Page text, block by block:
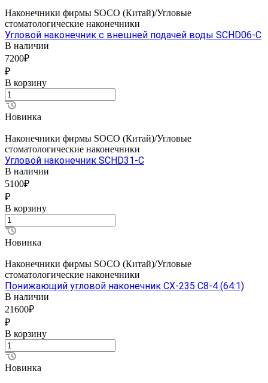
Наконечники фирмы SOCO (Китай)/Угловые
стоматологические наконечники
Угловой наконечник с внешней подачей воды SCHD06-C
В наличии
7200₽
₽
В корзину
Новинка
Наконечники фирмы SOCO (Китай)/Угловые
стоматологические наконечники
Угловой наконечник SCHD31-C
В наличии
5100₽
₽
В корзину
Новинка
Наконечники фирмы SOCO (Китай)/Угловые
стоматологические наконечники
Понижающий угловой наконечник CX-235 C8-4 (64:1)
В наличии
21600₽
₽
В корзину
Новинка